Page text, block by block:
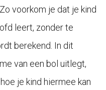
voorkom je dat je kind
leert, zonder te
berekend. In dit
van een bol uitlegt,
je kind hiermee kan